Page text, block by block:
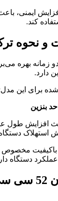
ایمنی،
کند.
نحوه
زمانه بهره
دارد.
برای این
افزایش طول
استهلاک
باکیفیت مخصوص
دستگاه
تفاوت علف